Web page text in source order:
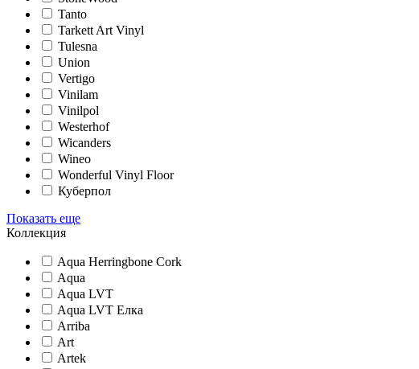
Tanto
Tarkett Art Vinyl
Tulesna
Union
Vertigo
Vinilam
Vinilpol
Westerhof
Wicanders
Wineo
Wonderful Vinyl Floor
Куберпол
Показать еще
Коллекция
Aqua Herringbone Cork
Aqua
Aqua LVT
Aqua LVT Елка
Arriba
Art
Artek